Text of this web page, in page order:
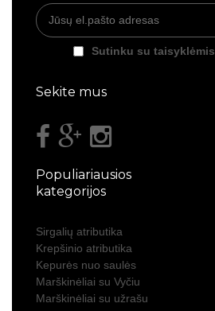
Sutinku su
Sekite mus
Populiariausios
kategorijos
Sirgalių atributika
Krepšinio atributika
Kepurės nuo saulės
Marškinėliai su Vyčiu
Marškinėliai su užrašu